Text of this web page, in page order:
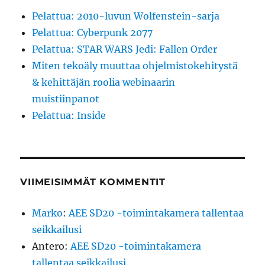
Pelattua: 2010-luvun Wolfenstein-sarja
Pelattua: Cyberpunk 2077
Pelattua: STAR WARS Jedi: Fallen Order
Miten tekoäly muuttaa ohjelmistokehitystä
& kehittäjän roolia webinaarin
muistiinpanot
Pelattua: Inside
VIIMEISIMMÄT KOMMENTIT
Marko:AEE SD20 -toimintakamera tallentaa
seikkailusi
Antero:AEE SD20 -toimintakamera